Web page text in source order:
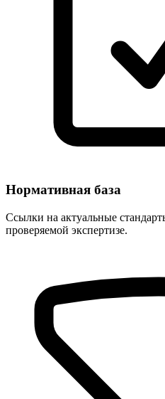
Нормативная база
Ссылки на актуальные
проверяемой экспертизе.